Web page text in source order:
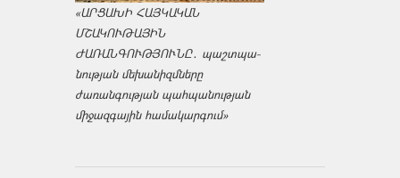
«ԱՐՑԱԽԻ ՀԱՅԿԱԿԱՆ
ՄՇԱԿՈՒԹԱՅԻՆ
ԺԱՌԱՆԳՈՒԹՅՈՒՆԸ․ պաշտպա­
նության մեխանիզմները
ժառանգության պահպանության
միջազ­գային համակարգում»